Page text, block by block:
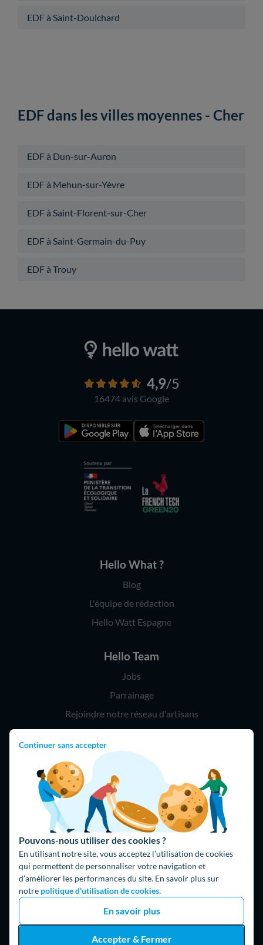
Continuer sans accepter
Pouvons-nous utiliser des cookies ?
En utilisant notre site, vous acceptez l’utilisation de cookies
qui permettent de personnaliser votre navigation et
d’améliorer les performances du site. En savoir plus sur
notre politique d'utilisation de cookies.
En savoir plus
Accepter & Fermer
EDF à Saint-Doulchard
EDF dans les villes moyennes - Cher
EDF à Dun-sur-Auron
EDF à Mehun-sur-Yèvre
EDF à Saint-Florent-sur-Cher
EDF à Saint-Germain-du-Puy
EDF à Trouy
4,9/5
16474 avis Google
Hello What ?
Blog
L'équipe de rédaction
Hello Watt Espagne
Hello Team
Jobs
Parrainage
Rejoindre notre réseau d'artisans
Hello !
09 75 18 60 60
(8h-21h)
75018 Paris
Fait avec ⚡ par Hello Watt
© 2026 Hello Watt |CGU|Mentions légales